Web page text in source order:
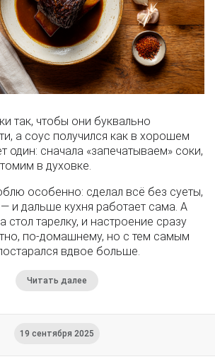
так, чтобы они буквально
а соус получился как в хорошем
один: сначала «запечатываем» соки,
в духовке.
особенно: сделал всё без суеты,
и дальше кухня работает сама. А
стол тарелку, и настроение сразу
по-домашнему, но с тем самым
вдвое больше.
Читать далее
19 сентября 2025